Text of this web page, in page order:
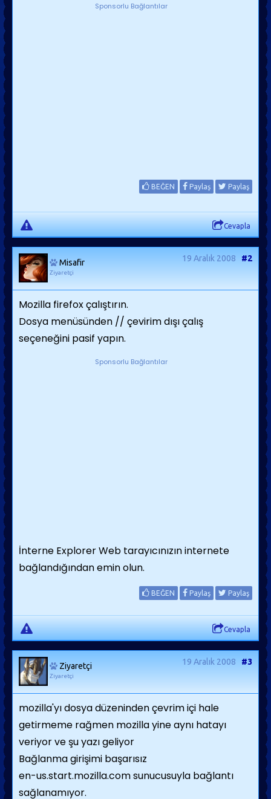
Sponsorlu Bağlantılar
BEĞEN Paylaş Paylaş
Cevapla
Misafir
Ziyaretçi
19 Aralık 2008 #2
Mozilla firefox çalıştırın.
Dosya menüsünden // çevirim dışı çalış
seçeneğini pasif yapın.
Sponsorlu Bağlantılar
İnterne Explorer Web tarayıcınızın internete
bağlandığından emin olun.
BEĞEN Paylaş Paylaş
Cevapla
Ziyaretçi
Ziyaretçi
19 Aralık 2008 #3
mozilla'yı dosya düzeninden çevrim içi hale
getirmeme rağmen mozilla yine aynı hatayı
veriyor ve şu yazı geliyor
Bağlanma girişimi başarısız
en-us.start.mozilla.com sunucusuyla bağlantı
sağlanamıyor.